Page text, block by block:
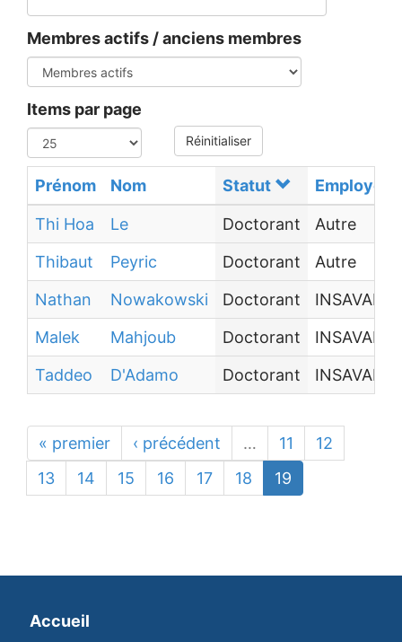
Membres actifs / anciens membres
Items par page
Réinitialiser
Prénom Nom Statut Employeur
Thi Hoa Le Doctorant
Autre
Thibaut
Peyric Doctorant
Autre
Nathan
Nowakowski Doctorant
Malek
Mahjoub Doctorant
Taddeo
D'Adamo Doctorant
« premier ‹ précédent … 11
12
13
14 15 16 17 18 19
Accueil